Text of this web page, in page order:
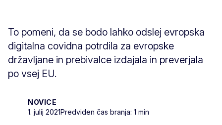
To pomeni, da se bodo lahko odslej evropska
digitalna covidna potrdila za evropske
državljane in prebivalce izdajala in preverjala
po vsej EU.
NOVICE
1. julij 2021Predviden čas branja: 1 min